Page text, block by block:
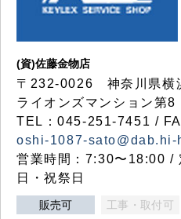
(資)佐藤金物店
〒232-0026 神奈川県横
ライオンズマンション第
TEL：045-251-7451 /
oshi-1087-sato@dab.hi-
営業時間：7:30〜18:00 /
日・祝祭日
販売可 工事・取付可